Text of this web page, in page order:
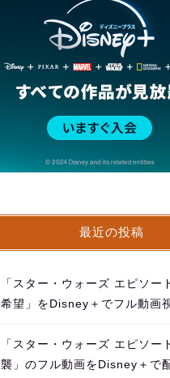
最近の投稿
「スター・ウォーズ エピソー
希望」をDisney＋でフル動画
「スター・ウォーズ エピソー
襲」のフル動画をDisney＋で